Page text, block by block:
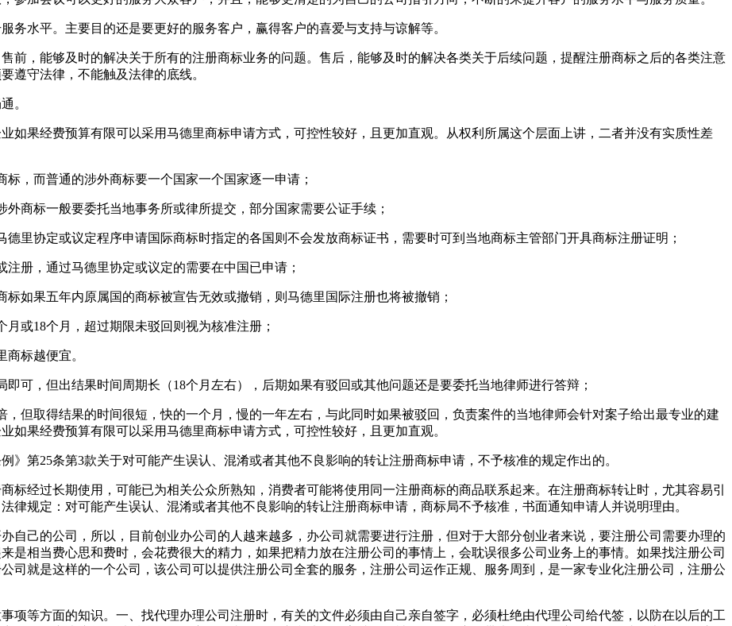
务水平。主要目的还是要更好的服务客户，赢得客户的喜爱与支持与谅解等。
前，能够及时的解决关于所有的注册商标业务的问题。售后，能够及时的解决各类关于后续问题，提醒注册商标之后的各类注意
遵守法律，不能触及法律的底线。
。
如果经费预算有限可以采用马德里商标申请方式，可控性较好，且更加直观。从权利所属这个层面上讲，二者并没有实质性差
，而普通的涉外商标要一个国家一个国家逐一申请；
商标一般要委托当地事务所或律所提交，部分国家需要公证手续；
德里协定或议定程序申请国际商标时指定的各国则不会发放商标证书，需要时可到当地商标主管部门开具商标注册证明；
册，通过马德里协定或议定的需要在中国已申请；
如果五年内原属国的商标被宣告无效或撤销，则马德里国际注册也将被撤销；
或18个月，超过期限未驳回则视为核准注册；
商标越便宜。
可，但出结果时间周期长（18个月左右），后期如果有驳回或其他问题还是要委托当地律师进行答辩；
，但取得结果的时间很短，快的一个月，慢的一年左右，与此同时如果被驳回，负责案件的当地律师会针对案子给出最专业的建
如果经费预算有限可以采用马德里商标申请方式，可控性较好，且更加直观。
》第25条第3款关于对可能产生误认、混淆或者其他不良影响的转让注册商标申请，不予核准的规定作出的。
标经过长期使用，可能已为相关公众所熟知，消费者可能将使用同一注册商标的商品联系起来。在注册商标转让时，尤其容易引
律规定：对可能产生误认、混淆或者其他不良影响的转让注册商标申请，商标局不予核准，书面通知申请人并说明理由。
自己的公司，所以，目前创业办公司的人越来越多，办公司就需要进行注册，但对于大部分创业者来说，要注册公司需要办理的
是相当费心思和费时，会花费很大的精力，如果把精力放在注册公司的事情上，会耽误很多公司业务上的事情。如果找注册公司
司就是这样的一个公司，该公司可以提供注册公司全套的服务，注册公司运作正规、服务周到，是一家专业化注册公司，注册公
项等方面的知识。一、找代理办理公司注册时，有关的文件必须由自己亲自签字，必须杜绝由代理公司给代签，以防在以后的工